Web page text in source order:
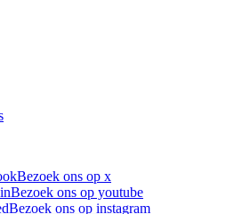
Bezoek ons op x
Bezoek ons op youtube
Bezoek ons op instagram